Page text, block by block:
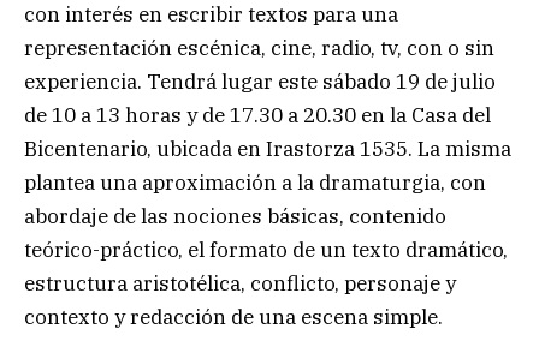
con interés en escribir textos para una
representación escénica, cine, radio, tv, con o sin
experiencia. Tendrá lugar este sábado 19 de julio
de 10 a 13 horas y de 17.30 a 20.30 en la Casa del
Bicentenario, ubicada en Irastorza 1535. La misma
plantea una aproximación a la dramaturgia, con
abordaje de las nociones básicas, contenido
teórico-práctico, el formato de un texto dramático,
estructura aristotélica, conflicto, personaje y
contexto y redacción de una escena simple.